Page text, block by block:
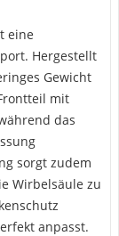
eine
Hergestellt
Gewicht
mit
das
sorgt zudem
Wirbelsäule zu
anpasst.